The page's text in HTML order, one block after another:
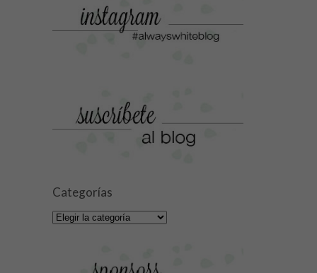
Categorías
Categorías